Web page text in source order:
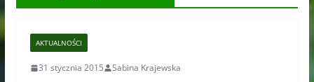
AKTUALNOŚCI
31 stycznia 2015 Sabina Krajewska